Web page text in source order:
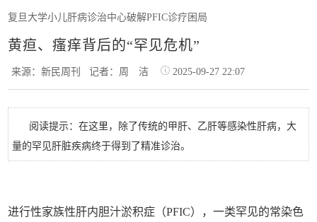
复旦大学小儿肝病诊治中心破解PFIC诊疗困局
黄疸、瘙痒背后的“罕见危机”
来源：新民周刊记者：周 洁 2025-09-27 22:07
阅读提示：在这里，除了传统的甲肝、乙肝等感染性肝病，大
量的罕见肝脏疾病终于得到了精准诊治。
进行性家族性肝内胆汁淤积症（PFIC），一类罕见的常染色